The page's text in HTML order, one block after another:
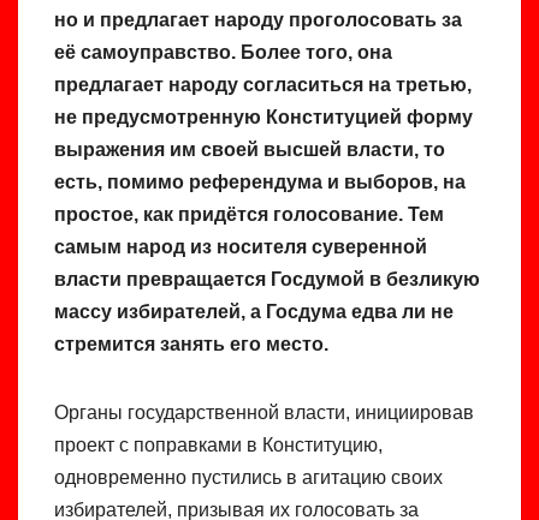
но и предлагает народу проголосовать за
её самоуправство. Более того, она
предлагает народу согласиться на третью,
не предусмотренную Конституцией форму
выражения им своей высшей власти, то
есть, помимо референдума и выборов, на
простое, как придётся голосование. Тем
самым народ из носителя суверенной
власти превращается Госдумой в безликую
массу избирателей, а Госдума едва ли не
стремится занять его место.
Органы государственной власти, инициировав
проект с поправками в Конституцию,
одновременно пустились в агитацию своих
избирателей, призывая их голосовать за